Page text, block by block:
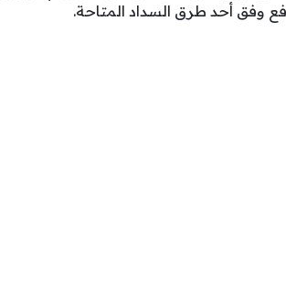
وفق أحد طرق السداد المتاحة.